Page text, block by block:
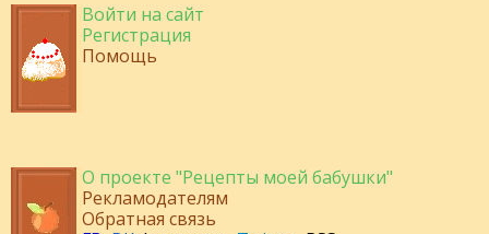
Войти на сайт
Регистрация
Помощь
О проекте "Рецепты моей бабушки"
Рекламодателям
Обратная связь